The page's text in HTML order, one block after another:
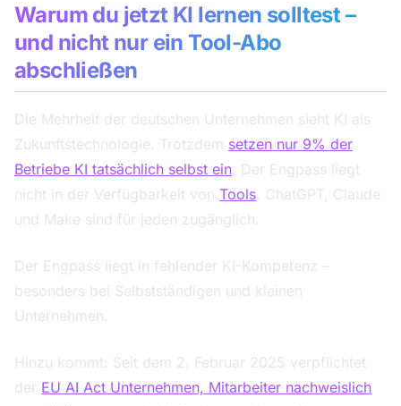
Warum du jetzt KI lernen solltest –
und nicht nur ein Tool-Abo
abschließen
Die Mehrheit der deutschen Unternehmen sieht KI als
Zukunftstechnologie. Trotzdem setzen nur 9% der
Betriebe KI tatsächlich selbst ein. Der Engpass liegt
nicht in der Verfügbarkeit von Tools. ChatGPT, Claude
und Make sind für jeden zugänglich.
Der Engpass liegt in fehlender KI-Kompetenz –
besonders bei Selbstständigen und kleinen
Unternehmen.
Hinzu kommt: Seit dem 2. Februar 2025 verpflichtet
der EU AI Act Unternehmen, Mitarbeiter nachweislich